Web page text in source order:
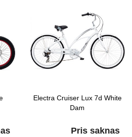
Electra Cruiser Lux 7d White
Dam
Pris saknas